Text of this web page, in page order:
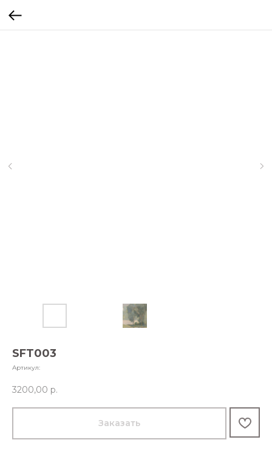
SFT003
Артикул:
3200,00 р.
Заказать